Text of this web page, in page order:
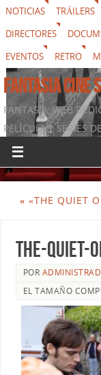
NOTICIAS TRÁILERS
DIRECTORES
EVENTOS
RETRO
FANTASIA CINE
FANTASIA, WEB
PELÍCULAS, SERIES
DVD & BLURAY,
SÉPTIMO ARTE
« «THE QUIET
the-quiet-
POR
EL TAMAÑO